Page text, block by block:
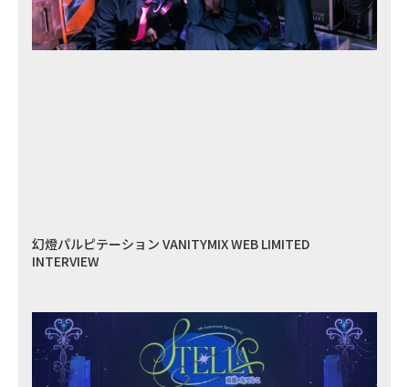
幻燈パルピテーション VANITYMIX WEB LIMITED
INTERVIEW